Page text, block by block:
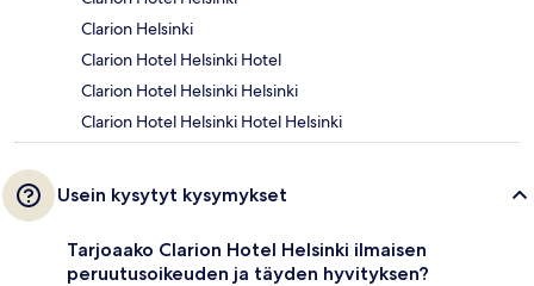
Clarion Helsinki
Clarion Hotel Helsinki Hotel
Clarion Hotel Helsinki Helsinki
Clarion Hotel Helsinki Hotel Helsinki
Usein kysytyt kysymykset
Tarjoaako Clarion Hotel Helsinki ilmaisen
peruutusoikeuden ja täyden hyvityksen?